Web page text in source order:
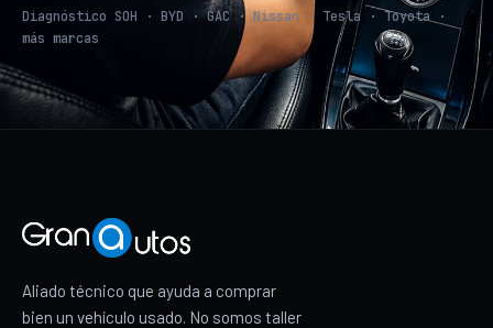
Diagnóstico SOH · BYD · GAC · Nissan · Tesla · Toyota ·
más marcas
Aliado técnico que ayuda a comprar
bien un vehículo usado. No somos taller